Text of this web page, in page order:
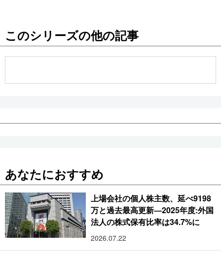
このシリーズの他の記事
あなたにおすすめ
上場会社の個人株主数、延べ9198
万と過去最高更新―2025年度:外国
法人の株式保有比率は34.7%に
2026.07.22